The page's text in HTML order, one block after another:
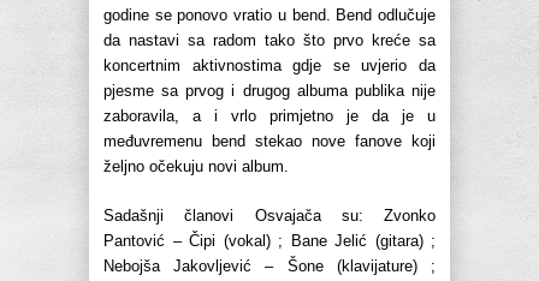
godine se ponovo vratio u bend. Bend odlučuje
da nastavi sa radom tako što prvo kreće sa
koncertnim aktivnostima gdje se uvjerio da
pjesme sa prvog i drugog albuma publika nije
zaboravila, a i vrlo primjetno je da je u
međuvremenu bend stekao nove fanove koji
željno očekuju novi album.
Sadašnji članovi Osvajača su: Zvonko
Pantović – Čipi (vokal) ; Bane Jelić (gitara) ;
Nebojša Jakovljević – Šone (klavijature) ;